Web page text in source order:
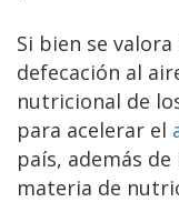
Si bien se
defecación al
nutricional de
para acelerar el
país, además
materia de